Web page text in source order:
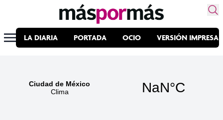
LA DIARIA PORTADA OCIO VERSIÓN IMPRESA